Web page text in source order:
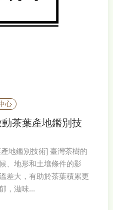
心
茶葉產地鑑別技
地鑑別技術] 臺灣茶樹的
、地形和土壤條件的影
差大，有助於茶葉積累更
，滋味...